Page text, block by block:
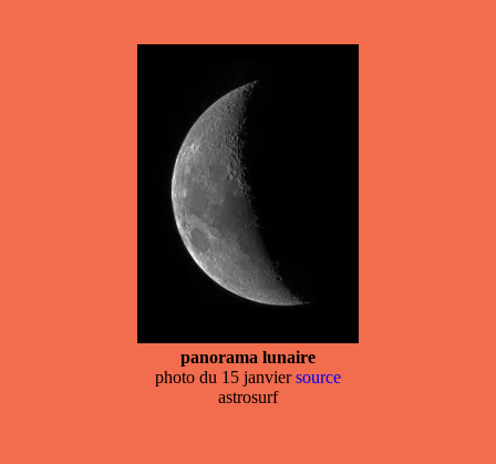
panorama lunaire
photo du 15 janviersource
astrosurf